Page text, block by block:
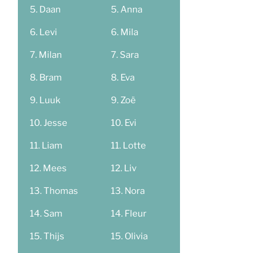
Daan
Levi
Milan
Bram
Luuk
Jesse
Liam
Mees
Thomas
Sam
Thijs
Anna
Mila
Sara
Eva
Zoë
Evi
Lotte
Liv
Nora
Fleur
Olivia